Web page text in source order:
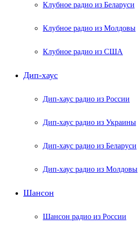
Клубное радио из Беларуси
Клубное радио из Молдовы
Клубное радио из США
Дип-хаус
Дип-хаус радио из России
Дип-хаус радио из Украины
Дип-хаус радио из Беларуси
Дип-хаус радио из Молдовы
Шансон
Шансон радио из России